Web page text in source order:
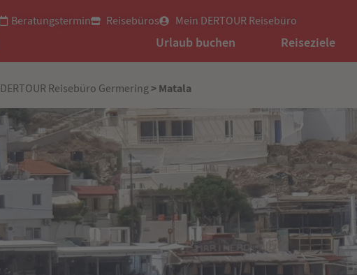
Beratungstermin Reisebüros Mein DERTOUR Reisebüro
Urlaub buchen Reiseziele
DERTOUR Reisebüro Germering > Matala